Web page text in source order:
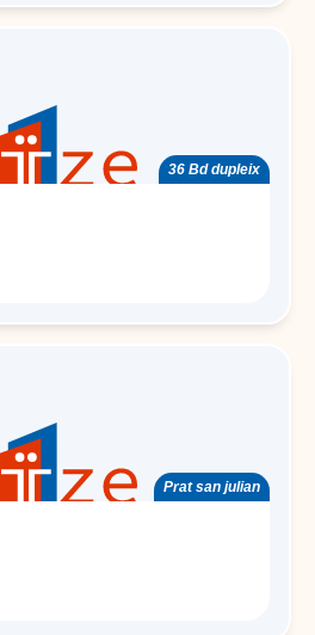
36 Bd dupleix
Prat san julian